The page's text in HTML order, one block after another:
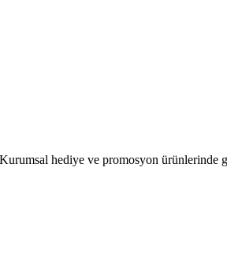
hediye ve promosyon ürünlerinde